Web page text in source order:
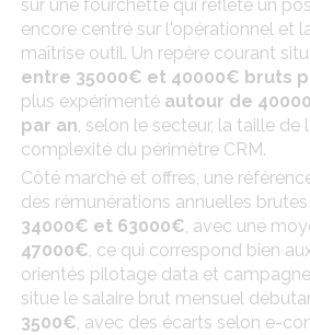
sur une fourchette qui reflète un
encore centré sur l'opérationnel et
maîtrise outil. Un repère courant
entre 35000€ et 40000€ bruts
plus expérimenté autour de
par an, selon le secteur, la taille de
complexité du périmètre CRM.
Côté marché et offres, une
des rémunérations annuelles
34000€ et 63000€, avec une
47000€, ce qui correspond bien
orientés pilotage data et
situe le salaire brut mensuel
3500€, avec des écarts selon e-